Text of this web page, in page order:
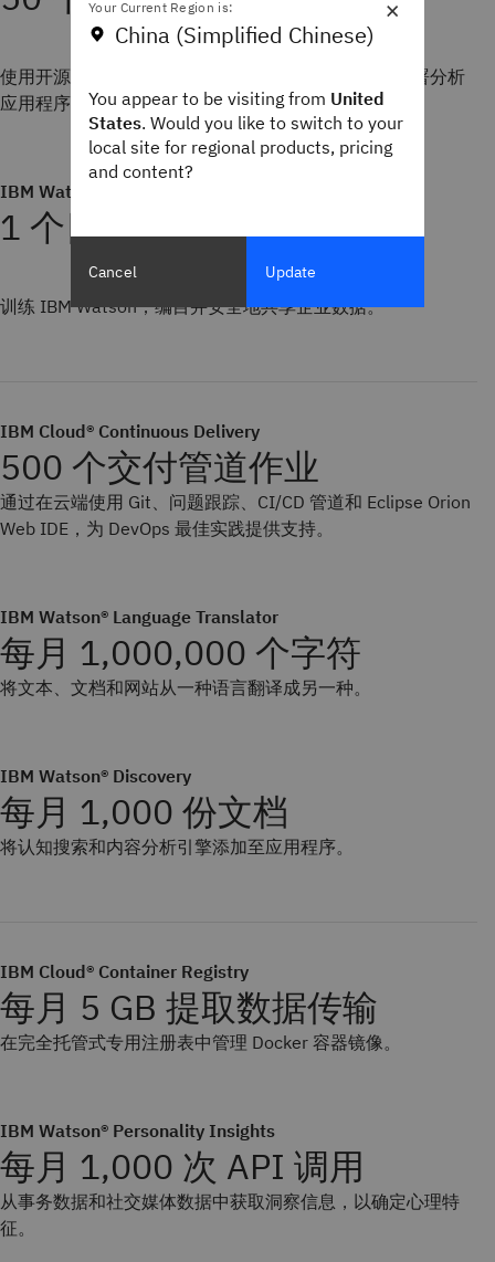
使用开源 Apache Spark 和 Apache Hadoop 开发并部署分析
应用程序。
IBM Watson® Knowledge Catalog
1 个目录
训练 IBM Watson；编目并安全地共享企业数据。
IBM Cloud® Continuous Delivery
500 个交付管道作业
通过在云端使用 Git、问题跟踪、CI/CD 管道和 Eclipse Orion
Web IDE，为 DevOps 最佳实践提供支持。
IBM Watson® Language Translator
每月 1,000,000 个字符
将文本、文档和网站从一种语言翻译成另一种。
IBM Watson® Discovery
每月 1,000 份文档
将认知搜索和内容分析引擎添加至应用程序。
IBM Cloud® Container Registry
每月 5 GB 提取数据传输
在完全托管式专用注册表中管理 Docker 容器镜像。
IBM Watson® Personality Insights
每月 1,000 次 API 调用
从事务数据和社交媒体数据中获取洞察信息，以确定心理特
征。
×
Your Current Region is:
China (Simplified Chinese)
You appear to be visiting from United
States. Would you like to switch to your
local site for regional products, pricing
and content?
Cancel Update